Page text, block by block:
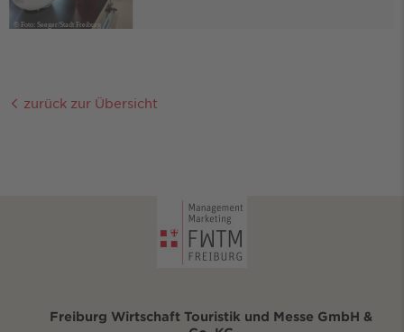
© Foto: Seeger/Stadt Freiburg
zurück zur Übersicht
Freiburg Wirtschaft Touristik und Messe GmbH &